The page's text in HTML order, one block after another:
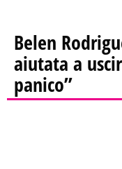
Belen
aiutata a
panico”